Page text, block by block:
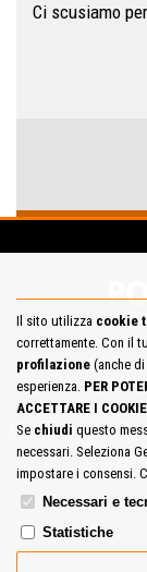
Ci scusiamo
Mappa del Sito
Il sito utilizza cookie
correttamente. Con il
profilazione (anche
esperienza. PER
ACCETTARE I
Se chiudi questo
necessari. Seleziona
impostare i consensi.
Necessari e
Statistiche